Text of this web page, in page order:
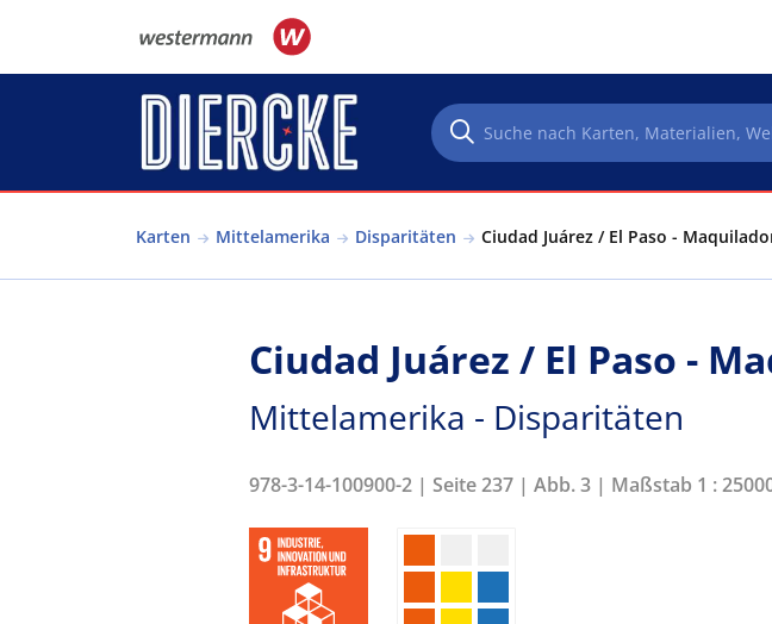
Karten Mittelamerika Disparitäten Ciudad Juárez / El Paso -
Ciudad Juárez / El Paso -
Mittelamerika - Disparitäten
978-3-14-100900-2 | Seite 237 | Abb. 3 | Maßstab 1 :